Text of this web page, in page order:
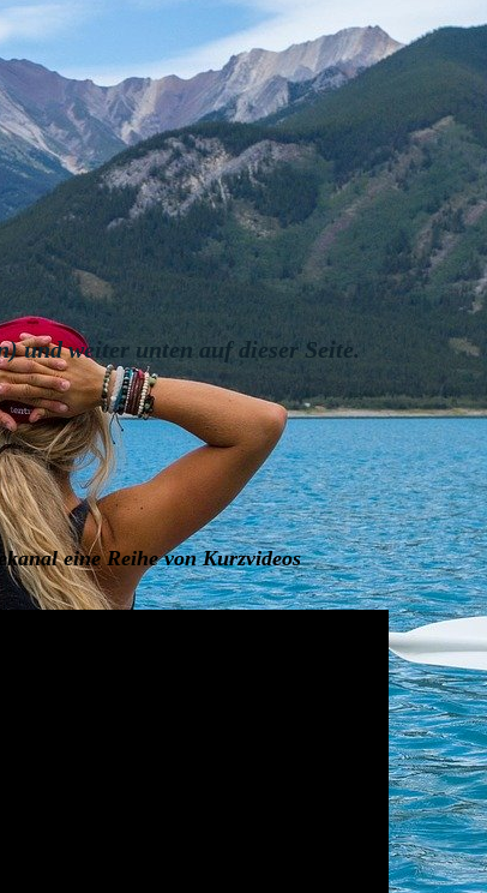
und weiter unten auf dieser Seite.
eine Reihe von Kurzvideos